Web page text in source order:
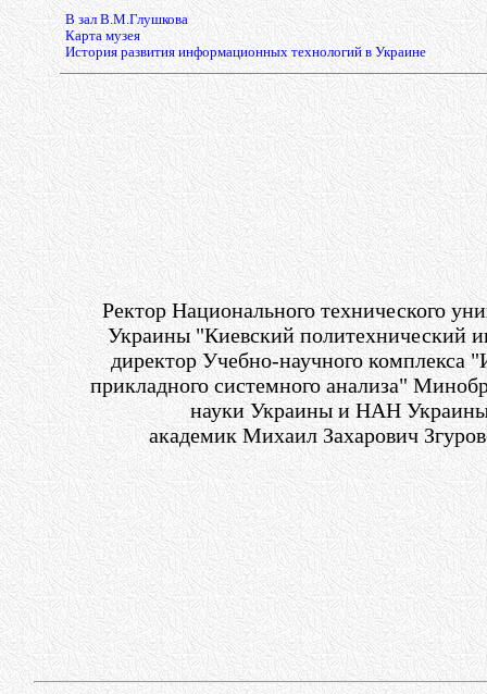
В зал В.М.Глушкова
Карта музея
История развития информационных технологий в Украине
Ректор Национального технического
Украины "Киевский политехнический
директор Учебно-научного комплекса
прикладного системного анализа"
науки Украины и НАН
академик Михаил Захарович